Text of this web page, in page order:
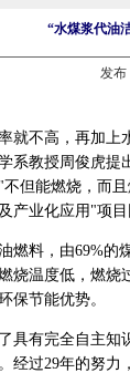
“水煤浆代油
发布
不高，再加上水
系教授周俊虎
但能燃烧，而
产业化应用"项
料，由69%的煤
烧温度低，燃烧
保节能优势。
有完全自主知识
经过29年的努力